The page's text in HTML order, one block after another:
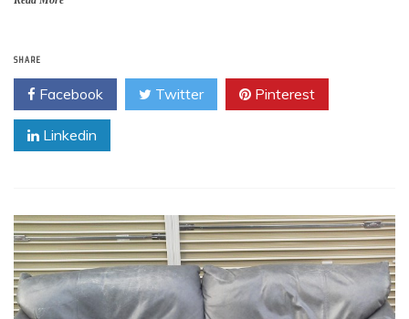
SHARE
Facebook Twitter Pinterest
Linkedin